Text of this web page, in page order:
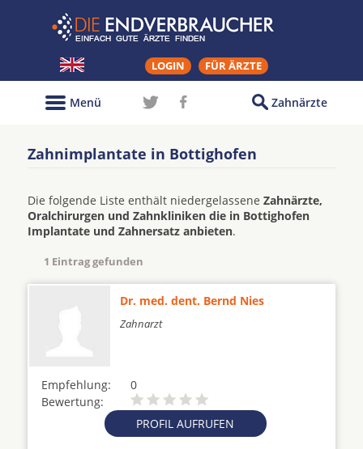
LOGIN FÜR ÄRZTE
Zahnärzte
Menü
Zahnimplantate in Bottighofen
Die folgende Liste enthält niedergelassene Zahnärzte,
Oralchirurgen und Zahnkliniken die in Bottighofen
Implantate und Zahnersatz anbieten.
1 Eintrag gefunden
Dr. med. dent. Bernd Nies
Zahnarzt
Empfehlung:
0
Bewertung:
PROFIL AUFRUFEN